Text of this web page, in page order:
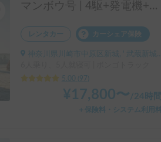
マンボウ号 | 4駆+発電機+家庭用クーラー/レンタル事業者の為、万が一の自損事故の車両保険ついてます
レンタカー カーシェア保険
神奈川県川崎市中原区新城, ' 武蔵新城駅南口
5.00 97
¥ 17,800〜/24時間
＋保険料・システム利用料